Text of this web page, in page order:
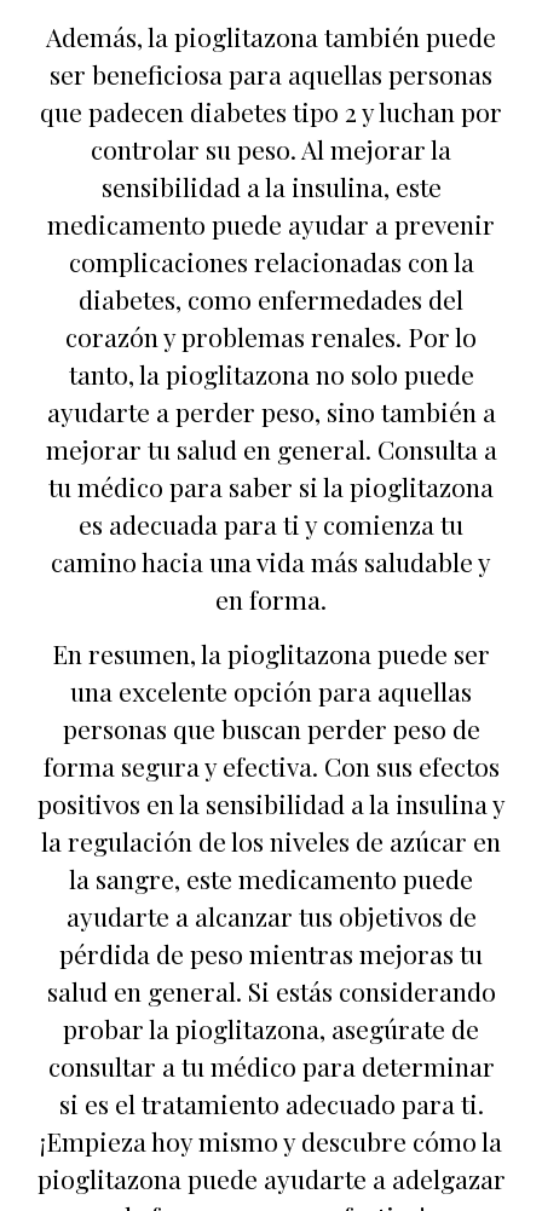
Además, la pioglitazona también puede
ser beneficiosa para aquellas personas
que padecen diabetes tipo 2 y luchan por
controlar su peso. Al mejorar la
sensibilidad a la insulina, este
medicamento puede ayudar a prevenir
complicaciones relacionadas con la
diabetes, como enfermedades del
corazón y problemas renales. Por lo
tanto, la pioglitazona no solo puede
ayudarte a perder peso, sino también a
mejorar tu salud en general. Consulta a
tu médico para saber si la pioglitazona
es adecuada para ti y comienza tu
camino hacia una vida más saludable y
en forma.
En resumen, la pioglitazona puede ser
una excelente opción para aquellas
personas que buscan perder peso de
forma segura y efectiva. Con sus efectos
positivos en la sensibilidad a la insulina y
la regulación de los niveles de azúcar en
la sangre, este medicamento puede
ayudarte a alcanzar tus objetivos de
pérdida de peso mientras mejoras tu
salud en general. Si estás considerando
probar la pioglitazona, asegúrate de
consultar a tu médico para determinar
si es el tratamiento adecuado para ti.
¡Empieza hoy mismo y descubre cómo la
pioglitazona puede ayudarte a adelgazar